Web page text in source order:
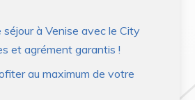
à Venise avec le City
et agrément garantis !
au maximum de votre